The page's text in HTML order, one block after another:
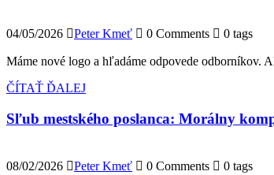
04/05/2026 Peter Kmeť 0 Comments 0 tags
Máme nové logo a hľadáme odpovede odborníkov.
ČÍTAŤ ĎALEJ
Sľub mestského poslanca: Morálny
08/02/2026 Peter Kmeť 0 Comments 0 tags